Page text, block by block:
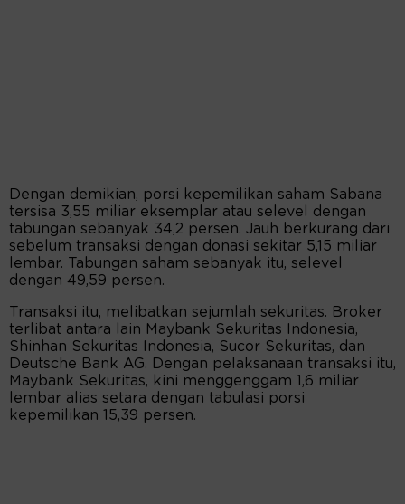
Dengan demikian, porsi kepemilikan saham Sabana
tersisa 3,55 miliar eksemplar atau selevel dengan
tabungan sebanyak 34,2 persen. Jauh berkurang dari
sebelum transaksi dengan donasi sekitar 5,15 miliar
lembar. Tabungan saham sebanyak itu, selevel
dengan 49,59 persen.
Transaksi itu, melibatkan sejumlah sekuritas. Broker
terlibat antara lain Maybank Sekuritas Indonesia,
Shinhan Sekuritas Indonesia, Sucor Sekuritas, dan
Deutsche Bank AG. Dengan pelaksanaan transaksi itu,
Maybank Sekuritas, kini menggenggam 1,6 miliar
lembar alias setara dengan tabulasi porsi
kepemilikan 15,39 persen.